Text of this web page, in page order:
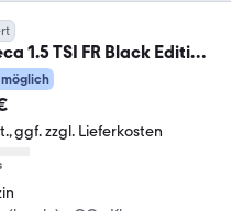
1.5 TSI FR Black Edition
SHZ
ggf. zzgl. Lieferkosten